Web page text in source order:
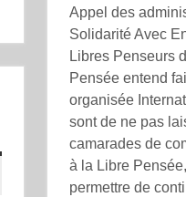
Appel des
Solidarité Avec
Libres Penseurs
Pensée entend
organisée
sont de ne pas
camarades de
à la Libre
permettre de